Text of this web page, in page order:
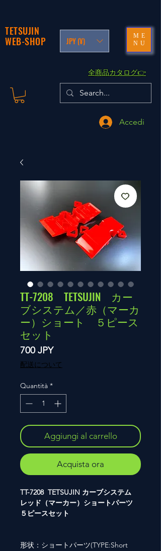
TETSUJIN
WEB-SHOP
JPY (¥)
ME
NU
​全商品カタログ👉
Accedi
TT-7208 TETSUJIN カー
ブシステム／赤（マーカ
ー）ショート ５ピース
セット
700 JPYPrezzo
配送について
Quantità *
Aggiungi al carrello
Acquista ora
TT-7208 TETSUJIN カーブシステム
レッド（マーカー）ショートパーツ
５ピースセット
形状：ショートパーツ(TYPE:Short